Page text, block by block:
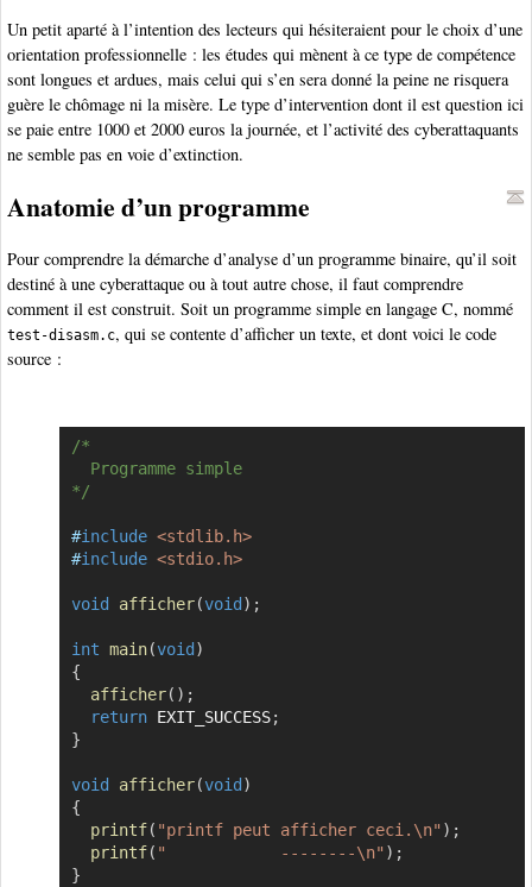
Un petit aparté à l’intention des lecteurs qui hésiteraient pour le choix d’une
orientation professionnelle : les études qui mènent à ce type de compétence
sont longues et ardues, mais celui qui s’en sera donné la peine ne risquera
guère le chômage ni la misère. Le type d’intervention dont il est question ici
se paie entre 1000 et 2000 euros la journée, et l’activité des cyberattaquants
ne semble pas en voie d’extinction.
Anatomie d’un programme
Pour comprendre la démarche d’analyse d’un programme binaire, qu’il soit
destiné à une cyberattaque ou à tout autre chose, il faut comprendre
comment il est construit. Soit un programme simple en langage C, nommé
test-disasm.c, qui se contente d’afficher un texte, et dont voici le code
source :
/*
*/
#include <stdlib.h>
#include <stdio.h>
void afficher(void ) ;
int main(void )
{
afficher( ) ;
return EXIT_SUCCESS;
}
void afficher(void )
{
printf( "printf peut afficher ceci.\n" ) ;
printf( "            --------\n" ) ;
}